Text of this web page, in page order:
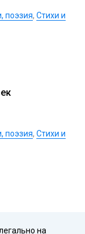
поэзия, Стихи и
поэзия, Стихи и
на